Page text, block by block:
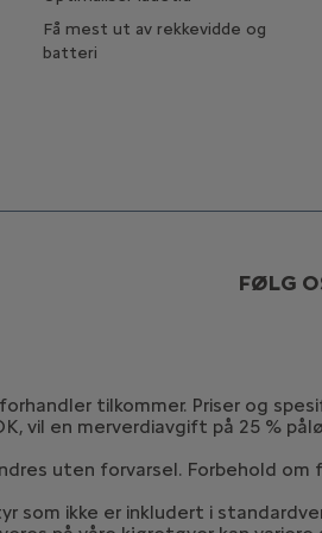
Få mest ut av rekkevidde og
batteri
FØLG
tilkommer. Priser og
vil en merverdiavgift på 25 %
uten forvarsel. Forbehold om
som ikke er inkludert i